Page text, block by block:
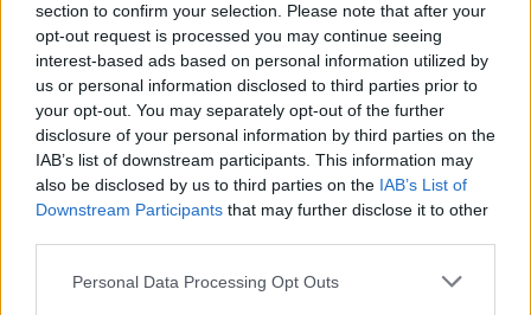
section to confirm your selection. Please note that after your
opt-out request is processed you may continue seeing
interest-based ads based on personal information utilized by
us or personal information disclosed to third parties prior to
your opt-out. You may separately opt-out of the further
disclosure of your personal information by third parties on the
IAB’s list of downstream participants. This information may
also be disclosed by us to third parties on the IAB’s List of
Downstream Participants that may further disclose it to other
Personal Data Processing Opt Outs